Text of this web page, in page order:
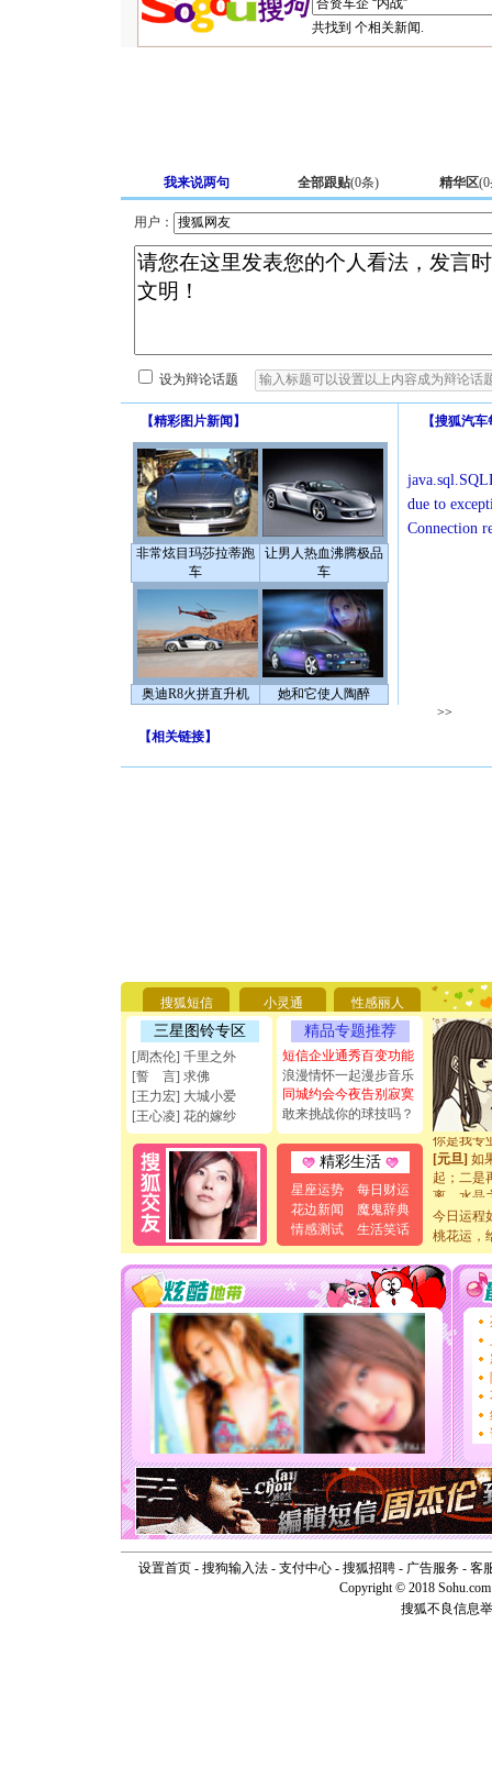
共找到 个相关新闻.
我来说两句 全部跟贴(0条) 精华区(0
用户：
设为辩论话题
【精彩图片新闻 】
非常炫目玛莎拉蒂跑
车
让男人热血沸腾极品
车
奥迪R8火拼直升机 她和它使人陶醉
【搜狐汽车
due to
Connection
>>
【相关链接】
搜狐短信 小灵通 性感丽人
三星图铃专区
[周杰伦] 千里之外
[誓 言] 求佛
[王力宏] 大城小爱
[王心凌] 花的嫁纱
精品专题推荐
短信企业通秀百变功能
浪漫情怀一起漫步音乐
同城约会今夜告别寂寞
敢来挑战你的球技吗？
精彩生活
星座运势
每日财运
花边新闻
魔鬼辞典
情感测试
生活笑话
要平安！
[圣诞节]
能正大光
天都要快
[圣诞节]
如意,快
[元旦]看
断电。爱
你是我专
[元旦]如
起；二是
离。水晶
泣，这痛
卖了。水
颜！冬去
道一声
[春节]
传
片叶子
送你一
[圣诞节]
你太多
要平安
[圣诞节]
能正大
天都要快
[圣诞节]
如意,快
[元旦]看
断电。爱
你是我专
[元旦]
如
起；二是
离。水晶
今日运程
桃花运，
设置首页- 搜狗输入法- 支付中心- 搜狐招聘- 广告服务- 客
Copyright © 2018
搜狐不良信息